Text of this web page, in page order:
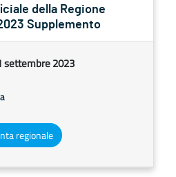
della Regione
Supplemento
settembre 2023
regionale